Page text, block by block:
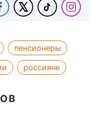
пенсионеры
россияне